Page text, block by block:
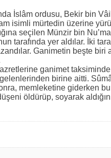
İslâm ordusu, Bekir bin
isimli mürtedin üzerine
seçilen Münzir bin
tarafında yer aldılar. İki
Ganimetin beşte biri
ganimet
birine aitti.
memleketine giderken bu
öldürüp, soyarak